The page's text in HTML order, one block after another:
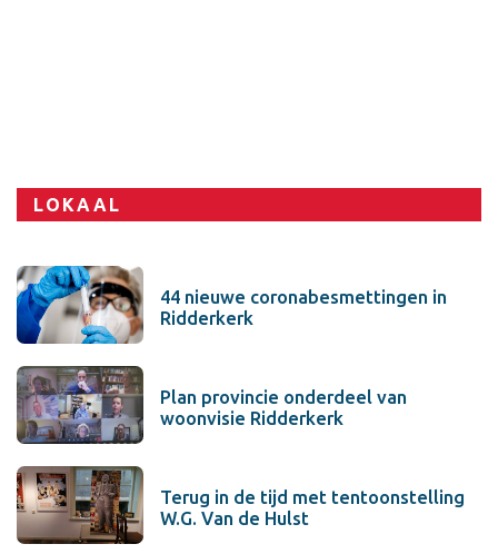
LOKAAL
44 nieuwe coronabesmettingen in
Ridderkerk
Plan provincie onderdeel van
woonvisie Ridderkerk
Terug in de tijd met tentoonstelling
W.G. Van de Hulst